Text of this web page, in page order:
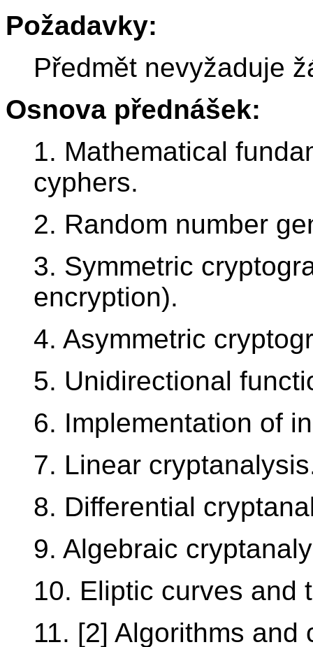
Požadavky:
Předmět nevyžaduje
Osnova přednášek:
1. Mathematical
cyphers.
2. Random number
3. Symmetric
encryption).
4. Asymmetric
5. Unidirectional
6. Implementation of
7. Linear
8. Differential
9. Algebraic
10. Eliptic curves and
11. [2] Algorithms